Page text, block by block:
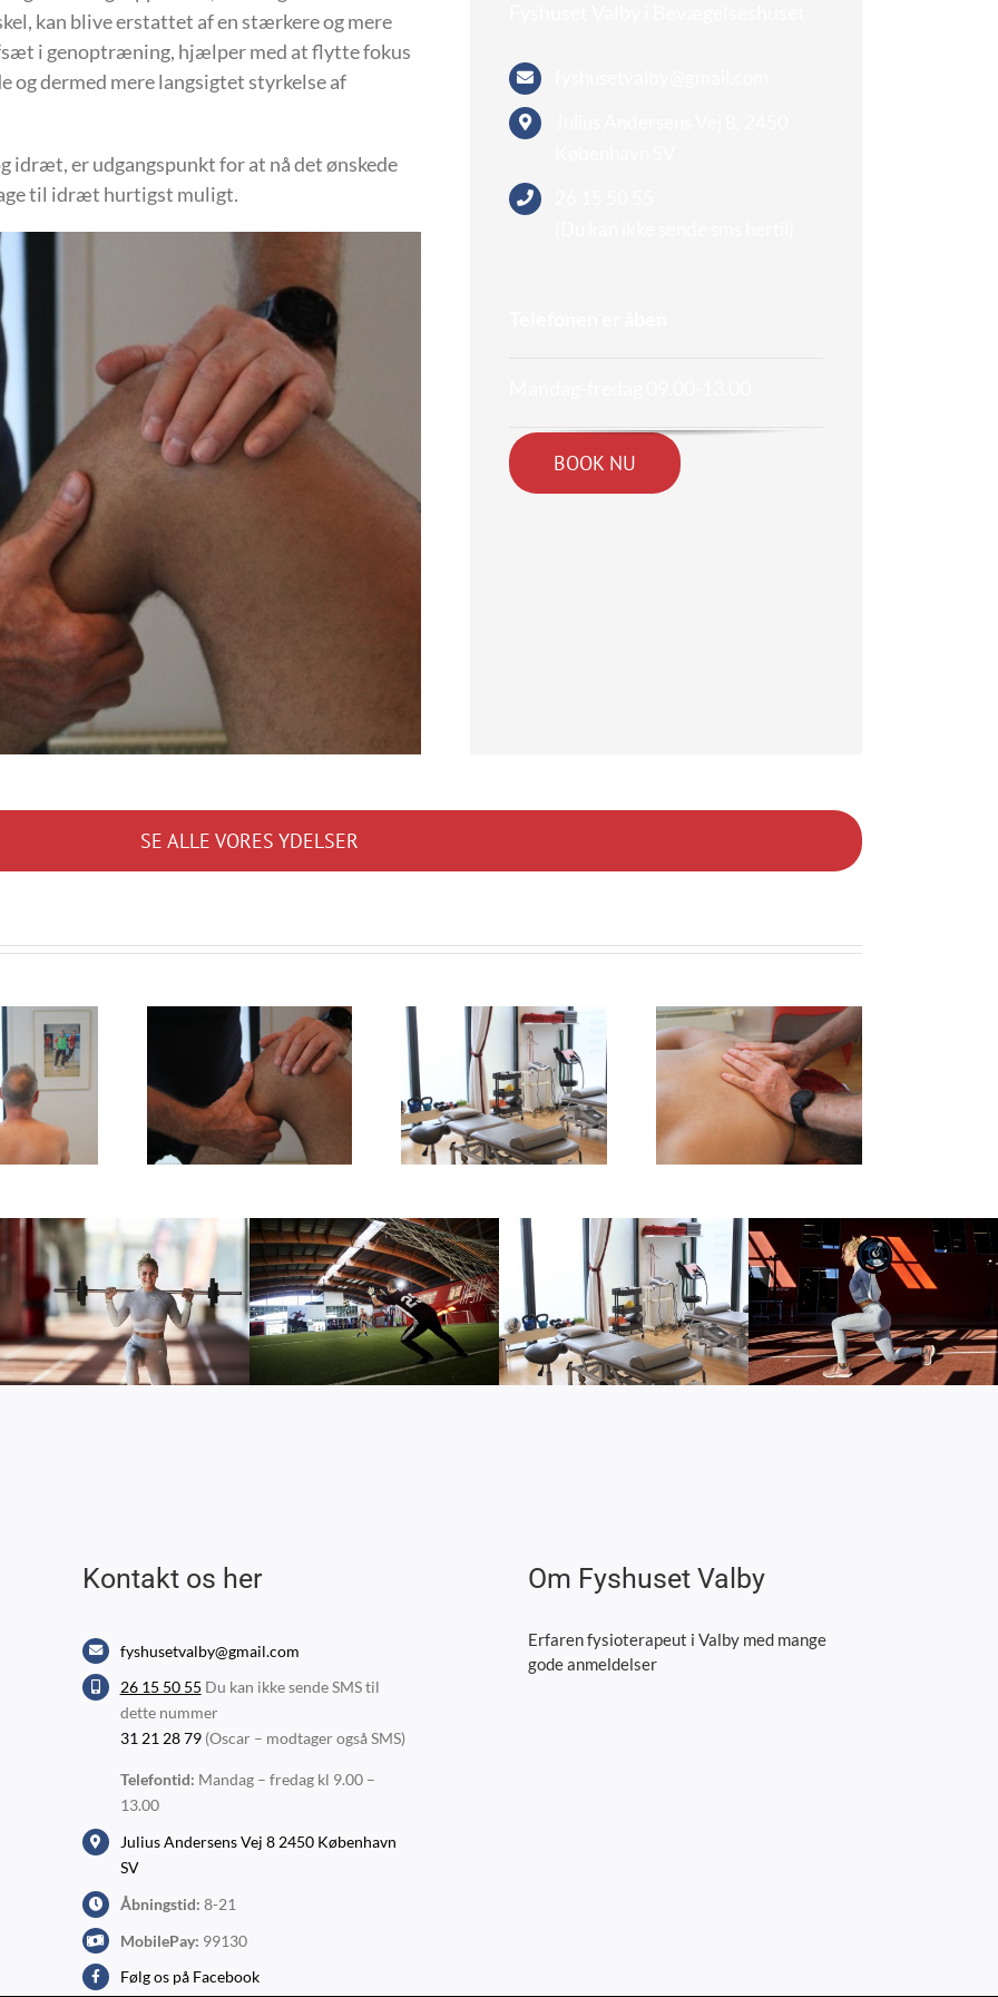
kan blive erstattet af en stærkere og mere
i genoptræning, hjælper med at flytte fokus
og dermed mere langsigtet styrkelse af
idræt, er udgangspunkt for at nå det ønskede
til idræt hurtigst muligt.
BOOK NU
SE ALLE VORES YDELSER
Kropscreening Massage Sportsfysioterapi
Kontakt os her
fyshusetvalby@gmail.com
26 15 50 55 Du kan ikke sende SMS til
dette nummer
31 21 28 79(Oscar – modtager også SMS)
Telefontid: Mandag – fredag kl 9.00 –
13.00
Julius Andersens Vej 8 2450 København
SV
Åbningstid: 8-21
MobilePay: 99130
Følg os på Facebook
Om Fyshuset Valby
Erfaren fysioterapeut i Valby med mange
gode anmeldelser